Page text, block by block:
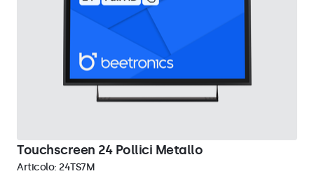
Touchscreen 24 Pollici Metallo
Articolo: 24TS7M